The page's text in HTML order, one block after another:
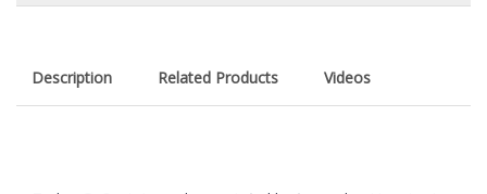
Description Related Products Videos